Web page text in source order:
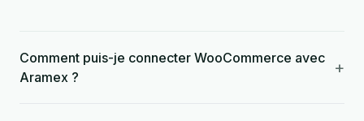
Comment puis-je connecter WooCommerce avec
Aramex ?
+